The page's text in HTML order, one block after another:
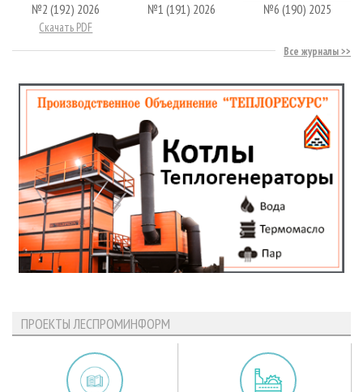
№2 (192) 2026
Скачать PDF
№1 (191) 2026 №6 (190) 2025
Все журналы
ПРОЕКТЫ ЛЕСПРОМИНФОРМ